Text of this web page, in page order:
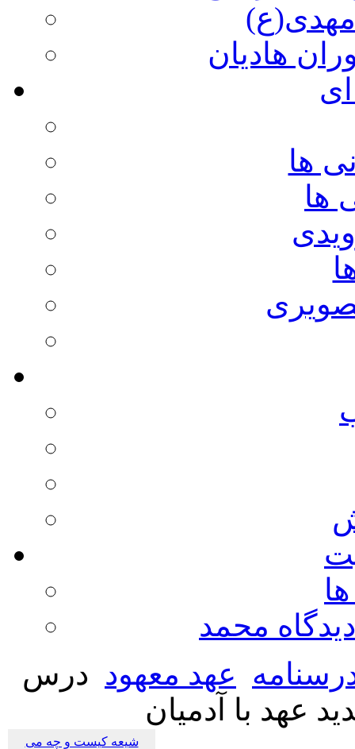
هادیان
ها
ها
محمد
عهد معهود درس
عهد با آدمیان
شیعه کیست و چه می